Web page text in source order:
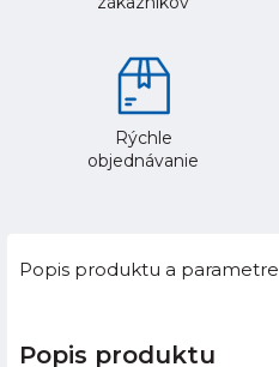
Rýchle
objednávanie
Popis produktu a parametre
Popis produktu